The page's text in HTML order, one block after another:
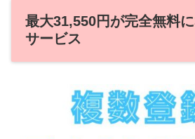
最大31,550円が完全無料
サービス